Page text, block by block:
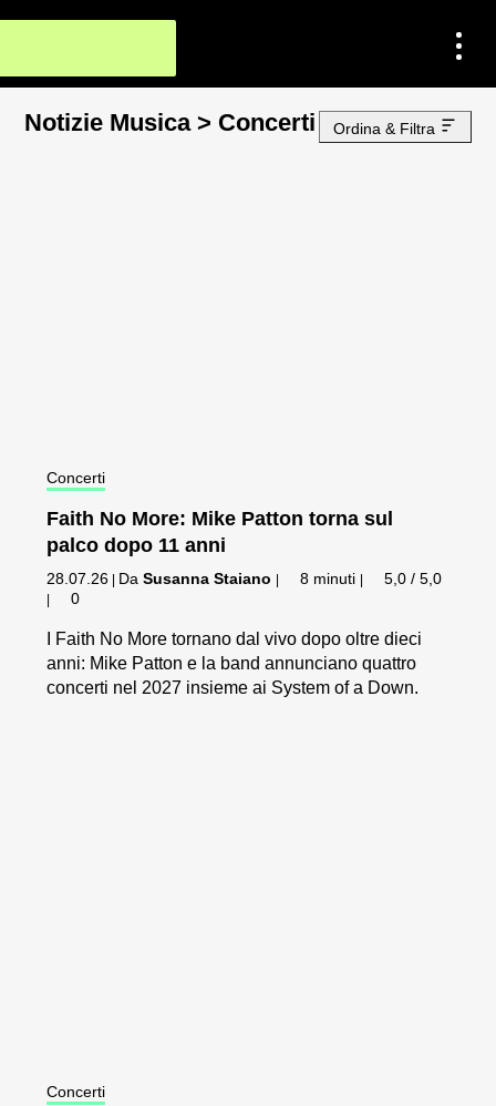
Notizie Musica > Concerti Ordina & Filtra
Concerti
Faith No More: Mike Patton torna sul
palco dopo 11 anni
28.07.26 DaSusanna Staiano 8 minuti 5,0 / 5,0
0
I Faith No More tornano dal vivo dopo oltre dieci
anni: Mike Patton e la band annunciano quattro
concerti nel 2027 insieme ai System of a Down.
Concerti